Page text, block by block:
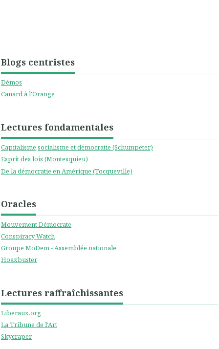
Blogs centristes
Démos
Canard à l'Orange
Lectures fondamentales
Capitalisme,socialisme et démocratie (Schumpeter)
Esprit des lois (Montesquieu)
De la démocratie en Amérique (Tocqueville)
Oracles
Mouvement Démocrate
Conspiracy Watch
Groupe MoDem - Assemblée nationale
Hoaxbuster
Lectures raffraîchissantes
Liberaux.org
La Tribune de l'Art
Skycraper